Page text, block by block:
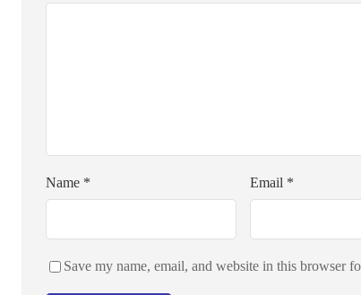
Name * Email *
Save my name, email, and website in this browser